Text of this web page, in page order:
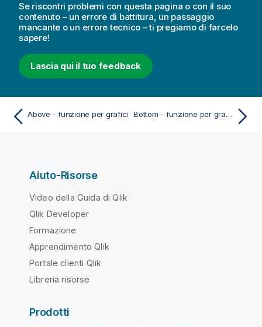
Se riscontri problemi con questa pagina o con il suo
contenuto – un errore di battitura, un passaggio
mancante o un errore tecnico – ti pregiamo di farcelo
sapere!
Lascia qui il tuo feedback
Above - funzione per grafici Bottom - funzione per grafici
Aiuto-Risorse
Video della Guida di Qlik
Qlik Developer
Formazione
Apprendimento Qlik
Portale clienti Qlik
Libreria risorse
Prodotti